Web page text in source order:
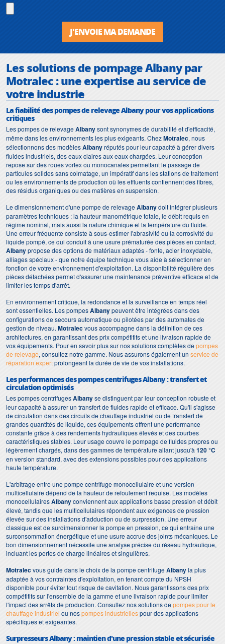
J'ENVOIE MA DEMANDE
Les solutions de pompage Albany par
Motralec : une expertise au service de
votre industrie
La fiabilité des pompes de relevage Albany pour vos applications
critiques
Les pompes de relevageAlbanysont synonymes de durabilité et d'efficacité,
même dans les environnements les plus exigeants. ChezMotralec, nous
sélectionnons des modèlesAlbanyréputés pour leur capacité à gérer divers
fluides industriels, des eaux claires aux eaux chargées. Leur conception
repose sur des roues vortex ou monocanales permettant le passage de
particules solides sans colmatage, un impératif dans les stations de traitement
ou les environnements de production où les effluents contiennent des fibres,
des résidus organiques ou des matières en suspension.
Le dimensionnement d'une pompe de relevageAlbanydoit intégrer plusieurs
paramètres techniques : la hauteur manométrique totale, le débit requis en
régime nominal, mais aussi la nature chimique et la température du fluide.
Une erreur fréquente consiste à sous-estimer l'abrasivité ou la corrosivité du
liquide pompé, ce qui conduit à une usure prématurée des pièces en contact.
Albanypropose des options de matériaux adaptés - fonte, acier inoxydable,
alliages spéciaux - que notre équipe technique vous aide à sélectionner en
fonction de votre environnement d'exploitation. La disponibilité régulière des
pièces détachées permet d'assurer une maintenance préventive efficace et de
limiter les temps d'arrêt.
En environnement critique, la redondance et la surveillance en temps réel
sont essentielles. Les pompesAlbanypeuvent être intégrées dans des
configurations de secours automatique ou pilotées par des automates de
gestion de niveau. Motralecvous accompagne dans la définition de ces
architectures, en garantissant des prix compétitifs et une livraison rapide de
vos équipements. Pour en savoir plus sur nos solutions complètes depompes
de relevage, consultez notre gamme. Nous assurons également un service de
réparation expertprolongeant la durée de vie de vos installations.
Les performances des pompes centrifuges Albany : transfert et
circulation optimisés
Les pompes centrifugesAlbanyse distinguent par leur conception robuste et
leur capacité à assurer un transfert de fluides rapide et efficace. Qu'il s'agisse
de circulation dans des circuits de chauffage industriel ou de transfert de
grandes quantités de liquide, ces équipements offrent une performance
constante grâce à des rendements hydrauliques élevés et des courbes
caractéristiques stables. Leur usage couvre le pompage de fluides propres ou
légèrement chargés, dans des gammes de température allant jusqu'à 120 °C
en version standard, avec des extensions possibles pour des applications
haute température.
L'arbitrage entre une pompe centrifuge monocellulaire et une version
multicellulaire dépend de la hauteur de refoulement requise. Les modèles
monocellulairesAlbanyconviennent aux applications basse pression et débit
élevé, tandis que les multicellulaires répondent aux exigences de pression
élevée sur des installations d'adduction ou de surpression. Une erreur
classique est de surdimensionner la pompe en pression, ce qui entraîne une
surconsommation énergétique et une usure accrue des joints mécaniques. Le
bon dimensionnement nécessite une analyse précise du réseau hydraulique,
incluant les pertes de charge linéaires et singulières.
Motralecvous guide dans le choix de la pompe centrifugeAlbanyla plus
adaptée à vos contraintes d'exploitation, en tenant compte du NPSH
disponible pour éviter tout risque de cavitation. Nous garantissons des prix
compétitifs sur l'ensemble de la gamme et une livraison rapide pour limiter
l'impact des arrêts de production. Consultez nos solutions depompes pour le
chauffage industriel ou nospompes industriellespour des applications
spécifiques et exigeantes.
Surpresseurs Albany : maintien d'une pression stable et sécurisée